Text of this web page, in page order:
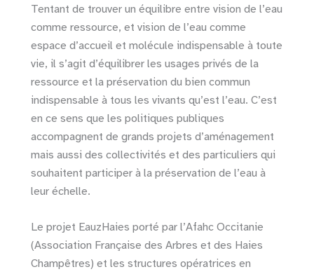
Tentant de trouver un équilibre entre vision de l’eau
comme ressource, et vision de l’eau comme
espace d’accueil et molécule indispensable à toute
vie, il s’agit d’équilibrer les usages privés de la
ressource et la préservation du bien commun
indispensable à tous les vivants qu’est l’eau. C’est
en ce sens que les politiques publiques
accompagnent de grands projets d’aménagement
mais aussi des collectivités et des particuliers qui
souhaitent participer à la préservation de l’eau à
leur échelle.
Le projet EauzHaies porté par l’Afahc Occitanie
(Association Française des Arbres et des Haies
Champêtres) et les structures opératrices en